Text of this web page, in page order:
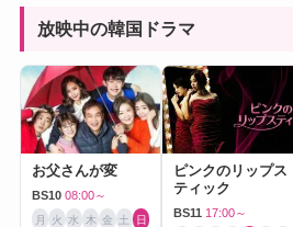
放映中の韓国ドラマ
お父さんが変
BS10 08:00～
月 火 水 木 金 土 日
ピンクのリップス
ティック
BS11 17:00～